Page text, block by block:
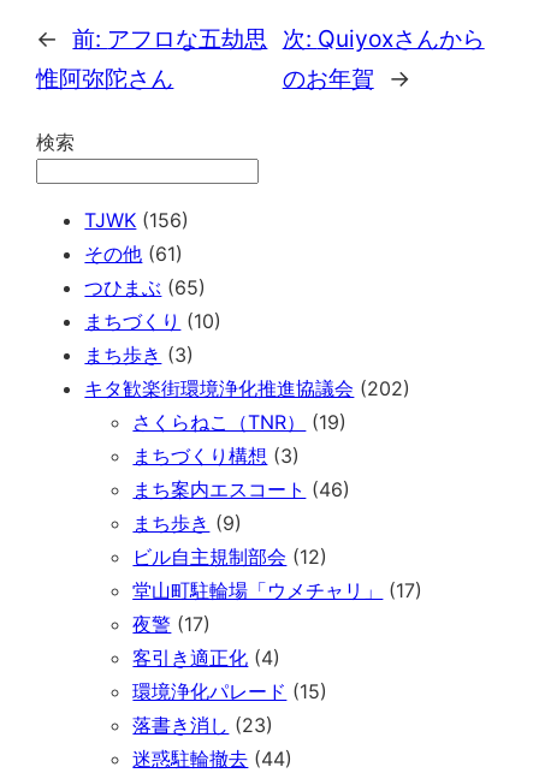
← 前: アフロな五劫思
惟阿弥陀さん
次: Quiyoxさんから
のお年賀
→
検索
TJWK (156)
その他 (61)
つひまぶ (65)
まちづくり (10)
まち歩き (3)
キタ歓楽街環境浄化推進協議会 (202)
さくらねこ（TNR）
(19)
まちづくり構想 (3)
まち案内エスコート (46)
まち歩き (9)
ビル自主規制部会 (12)
堂山町駐輪場「ウメチャリ」
(17)
夜警 (17)
客引き適正化 (4)
環境浄化パレード (15)
落書き消し (23)
迷惑駐輪撤去 (44)